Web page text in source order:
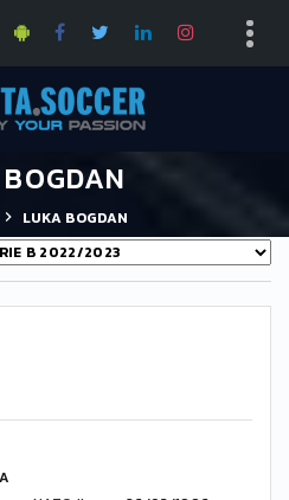
LUKA BOGDAN